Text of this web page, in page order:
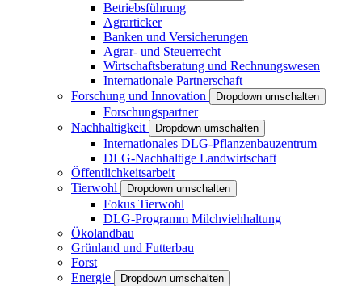
Betriebsführung
Agrarticker
Banken und Versicherungen
Agrar- und Steuerrecht
Wirtschaftsberatung und Rechnungswesen
Internationale Partnerschaft
Forschung und Innovation
Dropdown umschalten
Forschungspartner
Nachhaltigkeit
Dropdown umschalten
Internationales DLG-Pflanzenbauzentrum
DLG-Nachhaltige Landwirtschaft
Öffentlichkeitsarbeit
Tierwohl
Dropdown umschalten
Fokus Tierwohl
DLG-Programm Milchviehhaltung
Ökolandbau
Grünland und Futterbau
Forst
Energie
Dropdown umschalten